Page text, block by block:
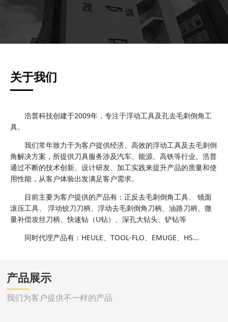
关于我们
浩普科技创建于2009年，专注于浮动工具及孔去毛刺倒角工
具。
我们常年致力于为客户提供经济、高效的浮动工具及去毛刺倒
角解决方案，所提供刀具服务涉及汽车、能源、高铁等行业。浩普
通过不断的技术创新、设计研发、加工实践来提升产品的质量和使
用性能，从客户体验出发满足客户需求。
目前主要为客户提供的产品有：正反去毛刺倒角工具、 镜面
滚压工具、 浮动铰刀刀柄、浮动去毛刺倒角刀柄、油路刀柄、微
量补偿攻丝刀柄、快速钻（U钻）、深孔大钻头、铲钻等
同时代理产品有：HEULE、TOOL-FLO、EMUGE、HS...
产品展示
我们为客户提供不一样的产品